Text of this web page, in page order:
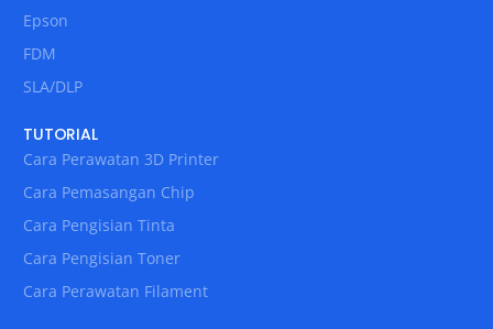
Epson
FDM
SLA/DLP
TUTORIAL
Cara Perawatan 3D Printer
Cara Pemasangan Chip
Cara Pengisian Tinta
Cara Pengisian Toner
Cara Perawatan Filament